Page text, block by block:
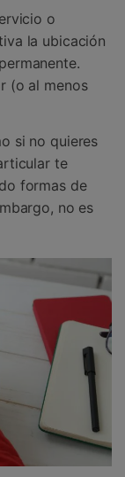
o
la ubicación
(o al menos
si no quieres
te
formas de
no es